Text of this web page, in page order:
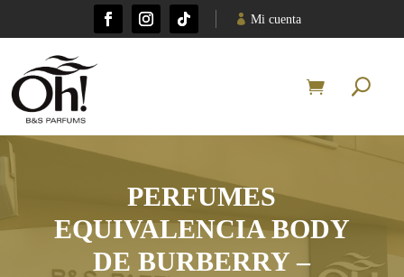
Mi cuenta
PERFUMES
EQUIVALENCIA BODY
DE BURBERRY –